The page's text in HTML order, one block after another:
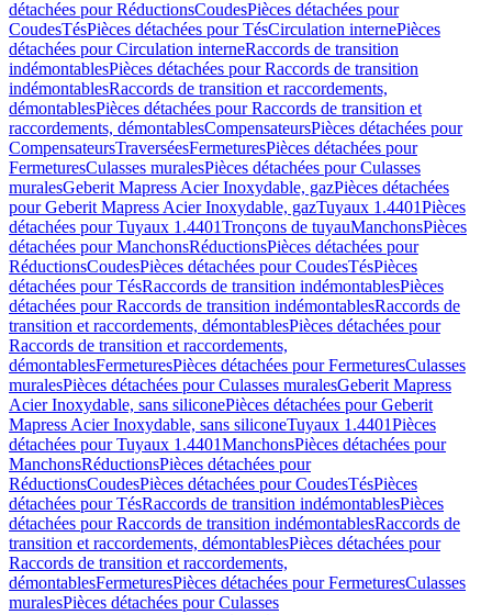
détachées pour RéductionsCoudesPièces détachées pour
CoudesTésPièces détachées pour TésCirculation internePièces
détachées pour Circulation interneRaccords de transition
indémontablesPièces détachées pour Raccords de transition
indémontablesRaccords de transition et raccordements,
démontablesPièces détachées pour Raccords de transition et
raccordements, démontablesCompensateursPièces détachées pour
CompensateursTraverséesFermeturesPièces détachées pour
FermeturesCulasses muralesPièces détachées pour Culasses
muralesGeberit Mapress Acier Inoxydable, gazPièces détachées
pour Geberit Mapress Acier Inoxydable, gazTuyaux 1.4401Pièces
détachées pour Tuyaux 1.4401Tronçons de tuyauManchonsPièces
détachées pour ManchonsRéductionsPièces détachées pour
RéductionsCoudesPièces détachées pour CoudesTésPièces
détachées pour TésRaccords de transition indémontablesPièces
détachées pour Raccords de transition indémontablesRaccords de
transition et raccordements, démontablesPièces détachées pour
Raccords de transition et raccordements,
démontablesFermeturesPièces détachées pour FermeturesCulasses
muralesPièces détachées pour Culasses muralesGeberit Mapress
Acier Inoxydable, sans siliconePièces détachées pour Geberit
Mapress Acier Inoxydable, sans siliconeTuyaux 1.4401Pièces
détachées pour Tuyaux 1.4401ManchonsPièces détachées pour
ManchonsRéductionsPièces détachées pour
RéductionsCoudesPièces détachées pour CoudesTésPièces
détachées pour TésRaccords de transition indémontablesPièces
détachées pour Raccords de transition indémontablesRaccords de
transition et raccordements, démontablesPièces détachées pour
Raccords de transition et raccordements,
démontablesFermeturesPièces détachées pour FermeturesCulasses
muralesPièces détachées pour Culasses